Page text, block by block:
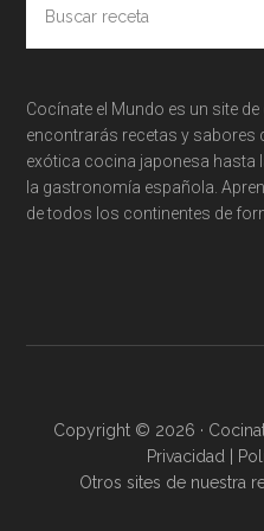
receta
Cocínate el Mundo es un site
encontrarás recetas y sabores
exótica cocina japonesa hasta
la gastronomía española.
de todos los continentes de
Copyright © 2026 ·
Privacidad|
Otros sites de nuestra